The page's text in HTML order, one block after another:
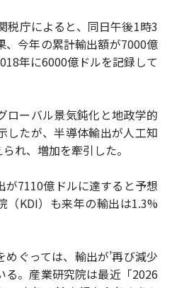
税庁によると、同日午後1時3
、今年の累計輸出額が7000億
年に6000億ドルを記録して
ローバル景気鈍化と地政学的
したが、半導体輸出が人工知
れ、増加を牽引した。
7110億ドルに達すると予想
（KDI）も来年の輸出は1.3%
ぐっては、輸出が’再び減少
る。産業研究院は最近「2026